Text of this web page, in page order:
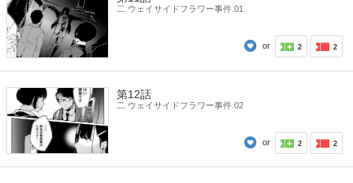
二 ウェイサイドフラワー事件.01
or 2 2
第12話
二 ウェイサイドフラワー事件.02
or 2 2